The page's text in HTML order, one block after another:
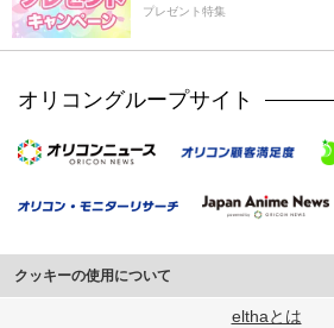
プレゼント特集
オリコングループサイト
クッキーの使用について
このサイトでは Cookie を使用して、ユーザーに
elthaとは